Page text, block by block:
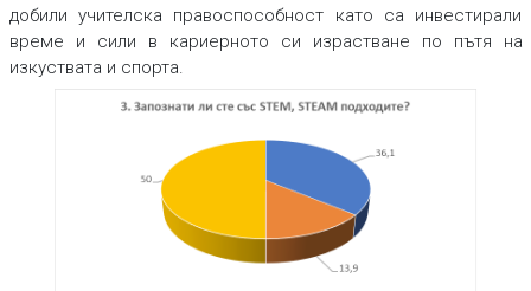
добили учителска правоспособност като са инвестирали
време и сили в кариерното си израстване по пътя на
изкуствата и спорта.